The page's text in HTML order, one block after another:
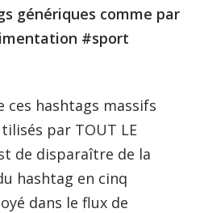
génériques comme par
#sport
ces hashtags massifs
par TOUT LE
de disparaître de la
hashtag en cinq
dans le flux de